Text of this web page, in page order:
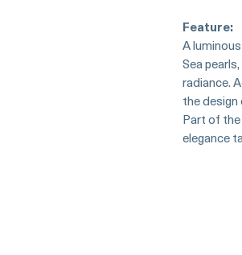
Feature:
A
Sea
radiance.
the design
Part of
elegance